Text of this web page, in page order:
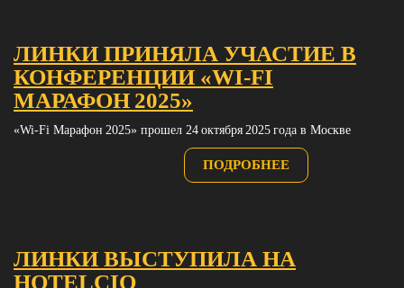
ЛИНКИ ПРИНЯЛА УЧАСТИЕ В
КОНФЕРЕНЦИИ «WI‑FI
МАРАФОН 2025»
«Wi‑Fi Марафон 2025» прошел 24 октября 2025 года в Москве
ПОДРОБНЕЕ
ЛИНКИ ВЫСТУПИЛА НА
HOTELCIO